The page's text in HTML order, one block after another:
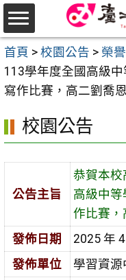
跳
至
主
要
內
首頁 > 校園公告 > 榮
113學年度全國高級
寫作比賽，高二劉喬
校園公告
公告主旨
恭賀本校
高級中
作比賽，
發佈日期
2025 年
發佈單位
學習資源
選
單